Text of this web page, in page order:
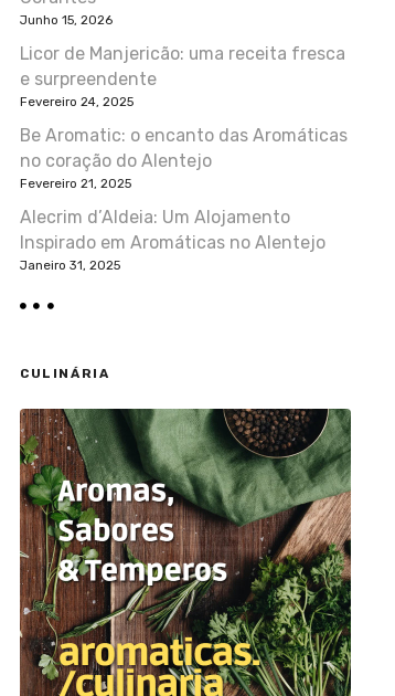
Junho 15, 2026
Licor de Manjericão: uma receita fresca
e surpreendente
Fevereiro 24, 2025
Be Aromatic: o encanto das Aromáticas
no coração do Alentejo
Fevereiro 21, 2025
Alecrim d’Aldeia: Um Alojamento
Inspirado em Aromáticas no Alentejo
Janeiro 31, 2025
CULINÁRIA